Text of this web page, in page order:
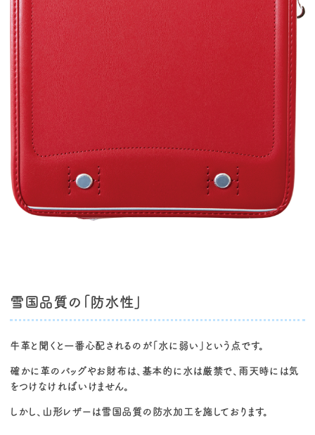
雪国品質の「防水性」
牛革と聞くと一番心配されるのが「水に弱い」という点です。
確かに革のバッグやお財布は、基本的に水は厳禁で、雨天時には気
をつけなければいけません。
しかし、 山形レザーは雪国品質の防水加工 を施しております。